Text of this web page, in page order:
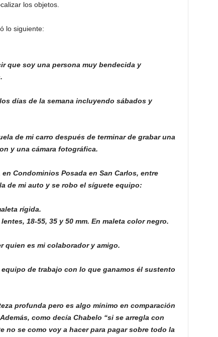
los objetos.
lo siguiente:
que soy una persona muy bendecida y
días de la semana incluyendo sábados y
de mi carro después de terminar de grabar una
y una cámara fotográfica.
Condominios Posada en San Carlos, entre
de mi auto y se robo el síguete equipo:
rígida.
18-55, 35 y 50 mm. En maleta color negro.
quien es mi colaborador y amigo.
de trabajo con lo que ganamos él sustento
profunda pero es algo mínimo en comparación
como decía Chabelo “si se arregla con
no se como voy a hacer para pagar sobre todo la